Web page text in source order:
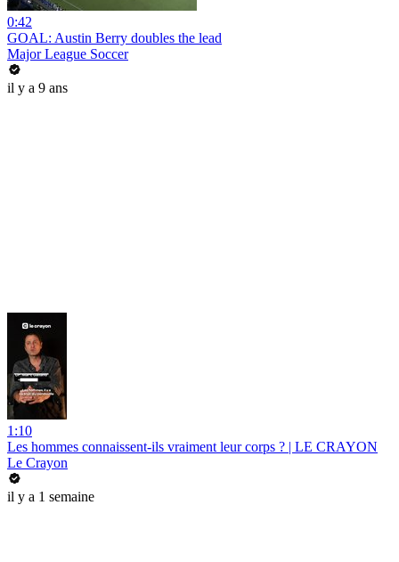
0:42
GOAL: Austin Berry doubles the lead
Major League Soccer
il y a 9 ans
1:10
Les hommes connaissent-ils vraiment leur corps ? | LE CRAYON
Le Crayon
il y a 1 semaine